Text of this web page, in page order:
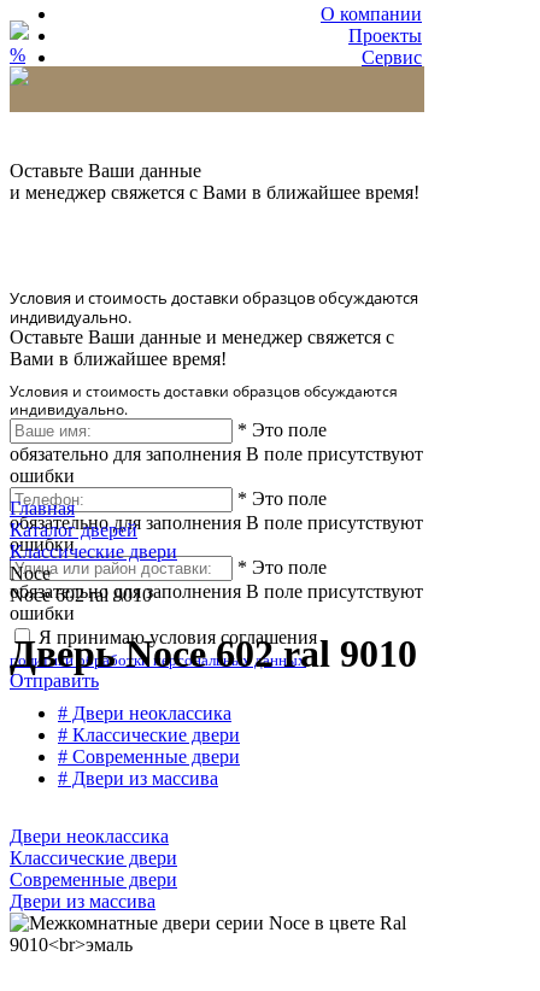
О компании
Проекты
Сервис
%
Оставьте Ваши данные
и менеджер свяжется с Вами в ближайшее время!
Условия и стоимость доставки образцов обсуждаются
индивидуально.
Оставьте Ваши данные и менеджер свяжется с
Вами в ближайшее время!
Условия и стоимость доставки образцов обсуждаются
индивидуально.
* Это поле
обязательно для заполнения В поле присутствуют
ошибки
* Это поле
обязательно для заполнения В поле присутствуют
ошибки
* Это поле
обязательно для заполнения В поле присутствуют
ошибки
Я принимаю условия соглашения
политики обработки персональных данных
Отправить
Главная
Каталог дверей
Классические двери
Noce
Noce 602 ral 9010
Дверь Noce 602 ral 9010
# Двери неоклассика
# Классические двери
# Современные двери
# Двери из массива
Двери неоклассика
Классические двери
Современные двери
Двери из массива